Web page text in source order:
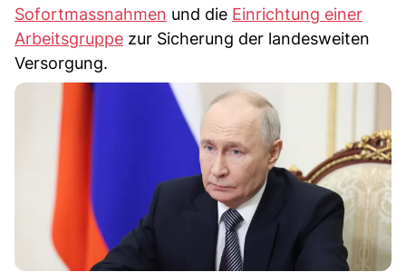
Sofortmassnahmen und die Einrichtung einer
Arbeitsgruppe zur Sicherung der landesweiten
Versorgung.